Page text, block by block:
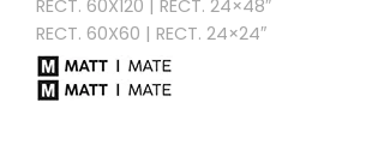
RECT. 60X120 | RECT. 24×48″
RECT. 60X60 | RECT. 24×24″